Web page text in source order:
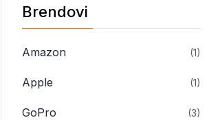
Brendovi
Amazon (1)
Apple (1)
GoPro (3)